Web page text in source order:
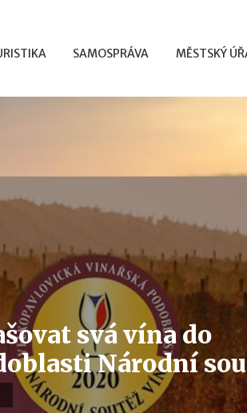
SAMOSPRÁVA MĚSTSKÝ
svá vína do
Národní